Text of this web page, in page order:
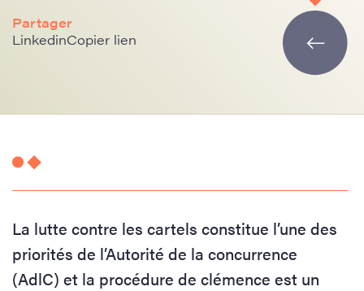
Partager
LinkedinCopier lien
La lutte contre les cartels constitue l’une des
priorités de l’Autorité de la concurrence
(AdlC) et la procédure de clémence est un